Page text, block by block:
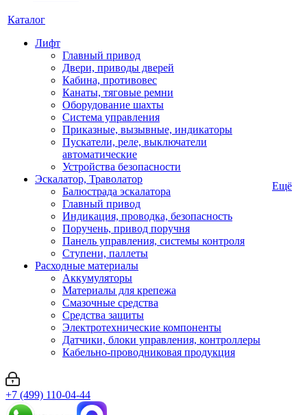
Каталог
Лифт
Главный привод
Двери, приводы дверей
Кабина, противовес
Канаты, тяговые ремни
Оборудование шахты
Система управления
Приказные, вызывные, индикаторы
Пускатели, реле, выключатели
автоматические
Устройства безопасности
Эскалатор, Траволатор
Балюстрада эскалатора
Главный привод
Индикация, проводка, безопасность
Поручень, привод поручня
Панель управления, системы контроля
Ступени, паллеты
Расходные материалы
Аккумуляторы
Материалы для крепежа
Смазочные средства
Средства защиты
Электротехнические компоненты
Датчики, блоки управления, контроллеры
Кабельно-проводниковая продукция
Ещё
+7 (499) 110-04-44